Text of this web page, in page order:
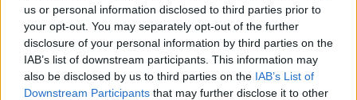
us or personal information disclosed to third parties prior to
your opt-out. You may separately opt-out of the further
disclosure of your personal information by third parties on the
IAB’s list of downstream participants. This information may
also be disclosed by us to third parties on the IAB’s List of
Downstream Participants that may further disclose it to other